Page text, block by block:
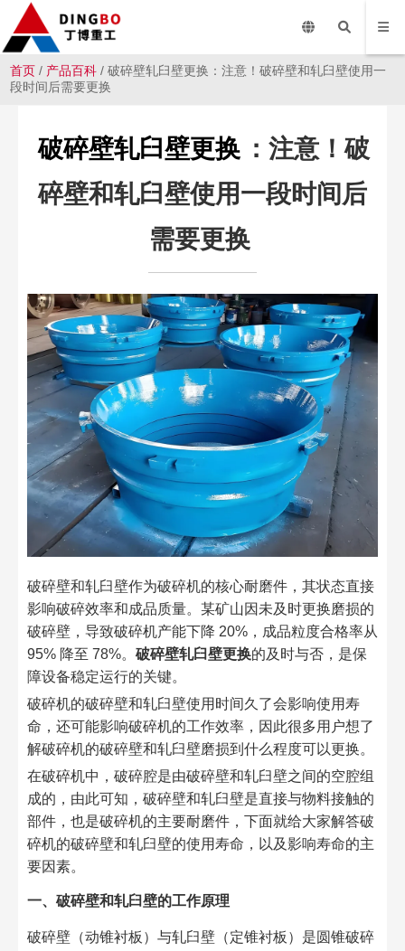
首页 / 产品百科 / 破碎壁轧臼壁更换：注意！破碎壁和轧臼壁使用一
段时间后需要更换
破碎壁轧臼壁更换 ：注意！破
碎壁和轧臼壁使用一段时间后
需要更换
破碎壁和轧臼壁作为破碎机的核心耐磨件，其状态直接
影响破碎效率和成品质量。某矿山因未及时更换磨损的
破碎壁，导致破碎机产能下降 20%，成品粒度合格率从
95% 降至 78%。 破碎壁轧臼壁更换的及时与否，是保
障设备稳定运行的关键。​
破碎机的破碎壁和轧臼壁使用时间久了会影响使用寿
命，还可能影响破碎机的工作效率，因此很多用户想了
解破碎机的破碎壁和轧臼壁磨损到什么程度可以更换。​
在破碎机中，破碎腔是由破碎壁和轧臼壁之间的空腔组
成的，由此可知，破碎壁和轧臼壁是直接与物料接触的
部件，也是破碎机的主要耐磨件，下面就给大家解答破
碎机的破碎壁和轧臼壁的使用寿命，以及影响寿命的主
要因素。​
一、破碎壁和轧臼壁的工作原理​
破碎壁（动锥衬板）与轧臼壁（定锥衬板）是圆锥破碎